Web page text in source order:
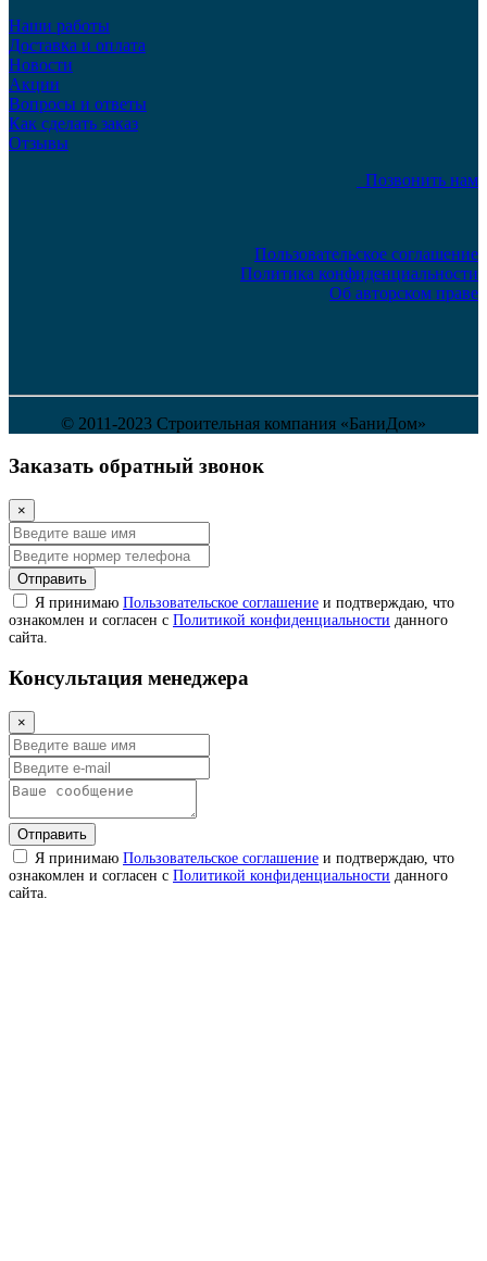
Наши работы
Доставка и оплата
Новости
Акции
Вопросы и ответы
Как сделать заказ
Отзывы
Позвонить нам
Пользовательское соглашение
Политика конфиденциальности
Об авторском праве
© 2011-2023 Строительная компания «БаниДом»
Заказать обратный звонок
×
Отправить
Я принимаю Пользовательское соглашение и подтверждаю, что
ознакомлен и согласен с Политикой конфиденциальности данного
сайта.
Консультация менеджера
×
Отправить
Я принимаю Пользовательское соглашение и подтверждаю, что
ознакомлен и согласен с Политикой конфиденциальности данного
сайта.